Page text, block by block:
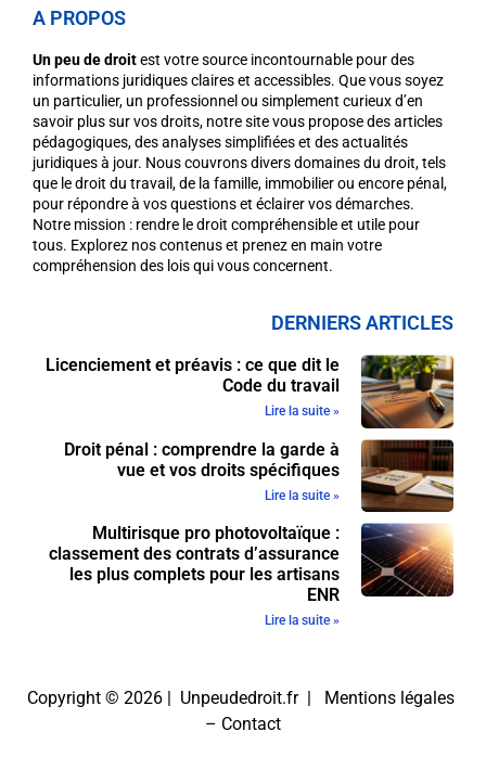
A PROPOS
Un peu de droitest votre source incontournable pour des
informations juridiques claires et accessibles. Que vous soyez
un particulier, un professionnel ou simplement curieux d’en
savoir plus sur vos droits, notre site vous propose des articles
pédagogiques, des analyses simplifiées et des actualités
juridiques à jour. Nous couvrons divers domaines du droit, tels
que le droit du travail, de la famille, immobilier ou encore pénal,
pour répondre à vos questions et éclairer vos démarches.
Notre mission : rendre le droit compréhensible et utile pour
tous. Explorez nos contenus et prenez en main votre
compréhension des lois qui vous concernent.
DERNIERS ARTICLES
Licenciement et préavis : ce que dit le
Code du travail
Lire la suite »
Droit pénal : comprendre la garde à
vue et vos droits spécifiques
Lire la suite »
Multirisque pro photovoltaïque :
classement des contrats d’assurance
les plus complets pour les artisans
ENR
Lire la suite »
Copyright © 2026 | Unpeudedroit.fr |
Mentions légales
– Contact